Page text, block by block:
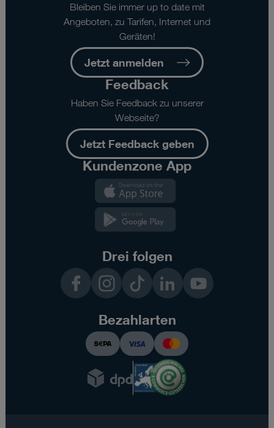
Bleiben Sie immer up to date mit
Angeboten, zu Tarifen, Internet und
Geräten!
Jetzt anmelden
Feedback
Haben Sie Feedback zu unserer
Webseite?
Jetzt Feedback geben
Kundenzone App
Drei folgen
InstagramTikTok LinkedInYouTube
Bezahlarten